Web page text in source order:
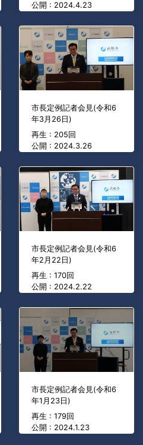
公開 : 2024.4.23
市長定例記者会見(令和6
年3月26日)
再生 : 205回
公開 : 2024.3.26
市長定例記者会見(令和6
年2月22日)
再生 : 170回
公開 : 2024.2.22
市長定例記者会見(令和6
年1月23日)
再生 : 179回
公開 : 2024.1.23